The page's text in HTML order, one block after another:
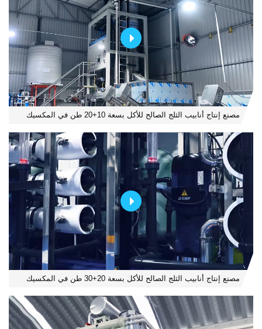
مصنع إنتاج أنابيب الثلج الصالح للأكل بسعة 10+20 طن في المكسيك
مصنع إنتاج أنابيب الثلج الصالح للأكل بسعة 20+30 طن في المكسيك